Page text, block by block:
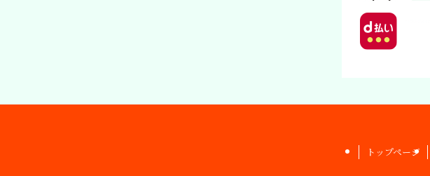
トップページ